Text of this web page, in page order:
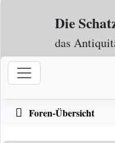
Zum Inhalt
Die
das
Foren-Übersicht